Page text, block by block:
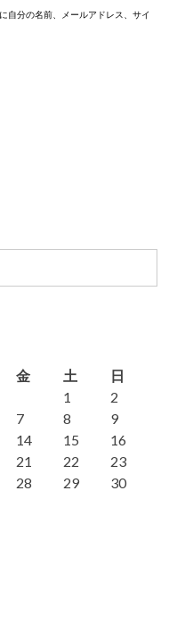
自分の名前、メールアドレス、サイ
金 土 日
1
2
7 8
9
14 15
16
21 22
23
28 29
30